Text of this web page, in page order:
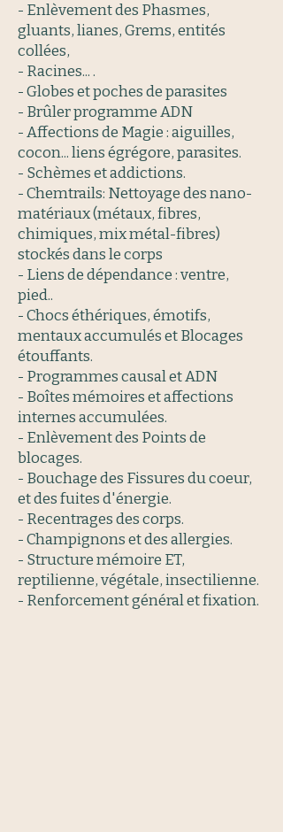
- Enlèvement des Phasmes,
gluants, lianes, Grems, entités
collées,
- Racines... .
- Globes et poches de parasites
- Brûler programme ADN
- Affections de Magie : aiguilles,
cocon... liens égrégore, parasites.
- Schèmes et addictions.
- Chemtrails: Nettoyage des nano-
matériaux (métaux, fibres,
chimiques, mix métal-fibres)
stockés dans le corps
- Liens de dépendance : ventre,
pied..
- Chocs éthériques, émotifs,
mentaux accumulés et Blocages
étouffants.
- Programmes causal et ADN
- Boîtes mémoires et affections
internes accumulées.
- Enlèvement des Points de
blocages.
- Bouchage des Fissures du coeur,
et des fuites d'énergie.
- Recentrages des corps.
- Champignons et des allergies.
- Structure mémoire ET,
reptilienne, végétale, insectilienne.
- Renforcement général et fixation.